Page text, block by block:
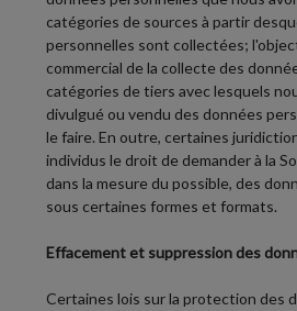
catégories de sources à partir
personnelles sont collectées;
commercial de la collecte des
catégories de tiers avec lesquels
divulgué ou vendu des données
le faire. En outre, certaines
individus le droit de demander à la
dans la mesure du possible, des
sous certaines formes et formats.
Effacement et suppression des
Certaines lois sur la protection des